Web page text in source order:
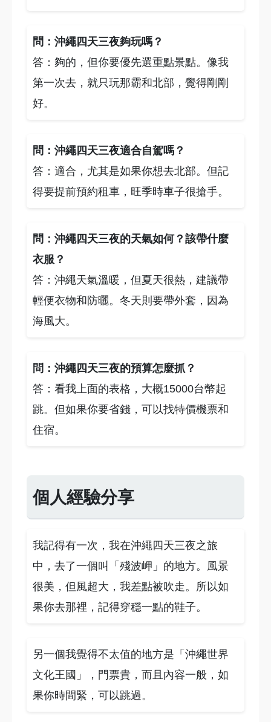
問：沖繩四天三夜夠玩嗎？
答：夠的，但你要優先選重點景點。像我
第一次去，就只玩那霸和北部，覺得剛剛
好。
問：沖繩四天三夜適合自駕嗎？
答：適合，尤其是如果你想去北部。但記
得要提前預約租車，旺季時車子很搶手。
問：沖繩四天三夜的天氣如何？該帶什麼
衣服？
答：沖繩天氣溫暖，但夏天很熱，建議帶
輕便衣物和防曬。冬天則要帶外套，因為
海風大。
問：沖繩四天三夜的預算怎麼抓？
答：看我上面的表格，大概15000台幣起
跳。但如果你要省錢，可以找特價機票和
住宿。
個人經驗分享
我記得有一次，我在沖繩四天三夜之旅
中，去了一個叫「殘波岬」的地方。風景
很美，但風超大，我差點被吹走。所以如
果你去那裡，記得穿穩一點的鞋子。
另一個我覺得不太值的地方是「沖繩世界
文化王國」，門票貴，而且內容一般，如
果你時間緊，可以跳過。